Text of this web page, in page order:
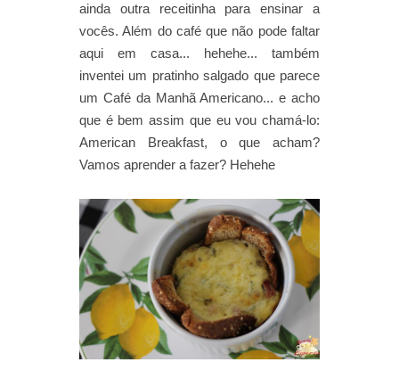
ainda outra receitinha para ensinar a
vocês. Além do café que não pode faltar
aqui em casa... hehehe... também
inventei um pratinho salgado que parece
um Café da Manhã Americano... e acho
que é bem assim que eu vou chamá-lo:
American Breakfast, o que acham?
Vamos aprender a fazer? Hehehe